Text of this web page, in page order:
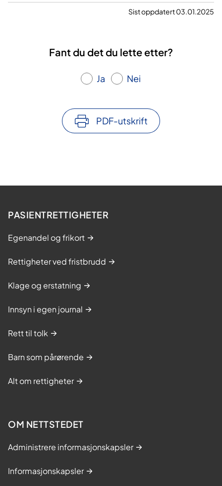
Sist oppdatert 03.01.2025
Fant du det du lette etter?
Ja Nei
PDF-utskrift
PASIENTRETTIGHETER
Egenandel og frikort
Rettigheter ved fristbrudd
Klage og erstatning
Innsyn i egen journal
Rett til tolk
Barn som pårørende
Alt om rettigheter
OM NETTSTEDET
Administrere informasjonskapsler
Informasjonskapsler